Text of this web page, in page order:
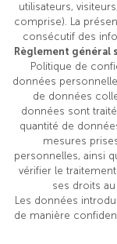
utilisateurs,
comprise). La
consécutif des
Règlement général
Politique de
données
de données
données sont
quantité de
mesures
personnelles, ainsi
vérifier le
ses droits
Les données
de manière